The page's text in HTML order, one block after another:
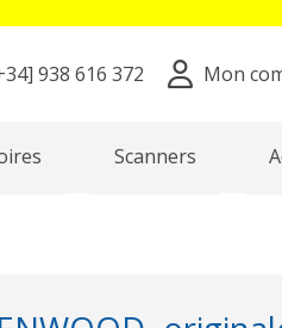
938 616 372 Mon
Scanners